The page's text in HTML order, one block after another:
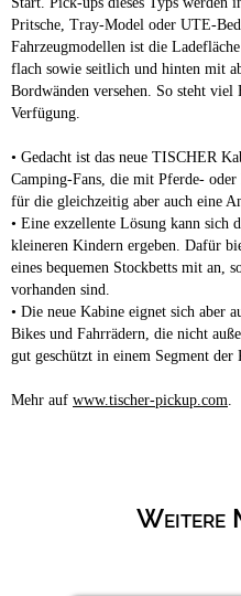
Pritsche, Tray-Model oder UTE-
Fahrzeugmodellen ist die
flach sowie seitlich und hinten mit
Bordwänden versehen. So steht
Verfügung.
• Gedacht ist das neue TISCHER
Camping-Fans, die mit Pferde- oder
für die gleichzeitig aber auch eine
• Eine exzellente Lösung kann
kleineren Kindern ergeben. Dafür
eines bequemen Stockbetts mit an,
vorhanden sind.
• Die neue Kabine eignet sich aber
Bikes und Fahrrädern, die nicht
gut geschützt in einem Segment der
Mehr auf www.tischer-pickup.com
Weitere